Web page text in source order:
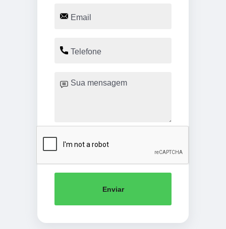
Enviar